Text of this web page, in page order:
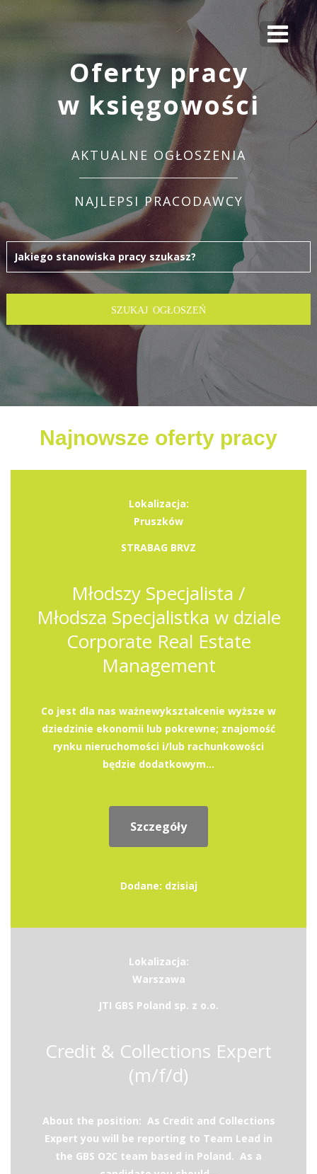
Oferty pracy
w księgowości
AKTUALNE OGŁOSZENIA
NAJLEPSI PRACODAWCY
Najnowsze oferty pracy
Lokalizacja:
Pruszków
STRABAG BRVZ
Młodszy Specjalista /
Młodsza Specjalistka w dziale
Corporate Real Estate
Management
Co jest dla nas ważnewykształcenie wyższe w
dziedzinie ekonomii lub pokrewne; znajomość
rynku nieruchomości i/lub rachunkowości
będzie dodatkowym...
Szczegóły
Dodane: dzisiaj
Lokalizacja:
Warszawa
JTI GBS Poland sp. z o.o.
Credit & Collections Expert
(m/f/d)
About the position: As Credit and Collections
Expert you will be reporting to Team Lead in
the GBS O2C team based in Poland. As a